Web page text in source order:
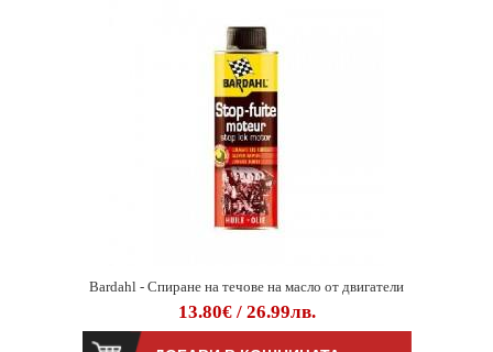
Bardahl - Спиране на течове на масло от двигатели
13.80€ / 26.99лв.